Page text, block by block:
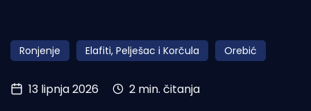
Obala
Otoci
Turizam i nautika
Ronjenje Elafiti, Pelješac i Korčula Orebić
13 lipnja 2026 2 min. čitanja